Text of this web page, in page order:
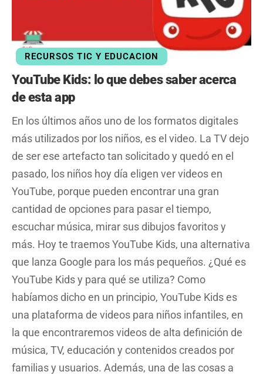
RECURSOS TIC Y EDUCACION
YouTube Kids: lo que debes saber acerca
de esta app
En los últimos años uno de los formatos digitales
más utilizados por los niños, es el video. La TV dejo
de ser ese artefacto tan solicitado y quedó en el
pasado, los niños hoy día eligen ver videos en
YouTube, porque pueden encontrar una gran
cantidad de opciones para pasar el tiempo,
escuchar música, mirar sus dibujos favoritos y
más. Hoy te traemos YouTube Kids, una alternativa
que lanza Google para los más pequeños. ¿Qué es
YouTube Kids y para qué se utiliza? Como
habíamos dicho en un principio, YouTube Kids es
una plataforma de videos para niños infantiles, en
la que encontraremos videos de alta definición de
música, TV, educación y contenidos creados por
familias y usuarios. Además, una de las cosas a